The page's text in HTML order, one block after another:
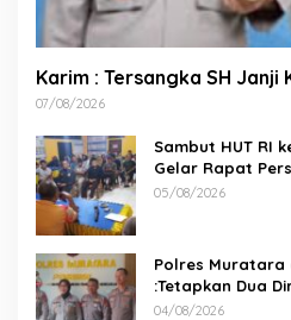
Karim : Tersangka SH
07/08/2026
Sambut HUT RI
Gelar Rapat
05/08/2026
Polres
:Tetapkan Dua
Kecelakaan
04/08/2026